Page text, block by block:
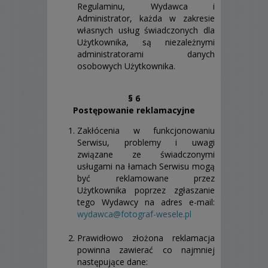
Regulaminu, Wydawca i
Administrator, każda w zakresie
własnych usług świadczonych dla
Użytkownika, są niezależnymi
administratorami danych
osobowych Użytkownika.
§ 6
Postępowanie reklamacyjne
Zakłócenia w funkcjonowaniu
Serwisu, problemy i uwagi
związane ze świadczonymi
usługami na łamach Serwisu mogą
być reklamowane przez
Użytkownika poprzez zgłaszanie
tego Wydawcy na adres e-mail:
wydawca@fotograf-wesele.pl
Prawidłowo złożona reklamacja
powinna zawierać co najmniej
następujące dane: